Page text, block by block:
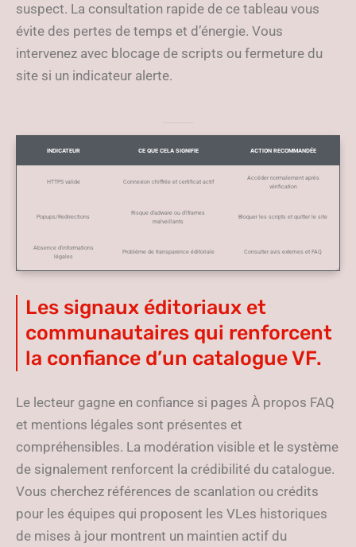
suspect. La consultation rapide de ce tableau vous
évite des pertes de temps et d’énergie. Vous
intervenez avec blocage de scripts ou fermeture du
site si un indicateur alerte.
INDICATEUR CE QUE CELA SIGNIFIE ACTION RECOMMANDÉE
HTTPS valide Connexion chiffrée et certificat actif
Accéder normalement après
vérification
Popups/Redirections
Risque d’adware ou d’iframes
malveillants
Bloquer les scripts et quitter le site
Absence d’informations
légales
Problème de transparence éditoriale Consulter avis externes et FAQ
Les signaux éditoriaux et
communautaires qui renforcent
la confiance d’un catalogue VF.
Le lecteur gagne en confiance si pages À propos FAQ
et mentions légales sont présentes et
compréhensibles. La modération visible et le système
de signalement renforcent la crédibilité du catalogue.
Vous cherchez références de scanlation ou crédits
pour les équipes qui proposent les VLes historiques
de mises à jour montrent un maintien actif du